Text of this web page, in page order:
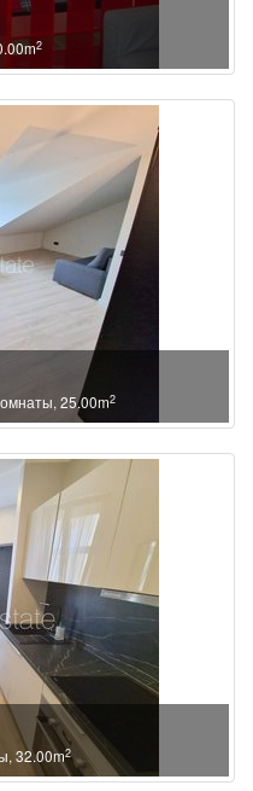
2
25.00m2
32.00m2